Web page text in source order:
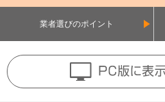
業者選びのポイント